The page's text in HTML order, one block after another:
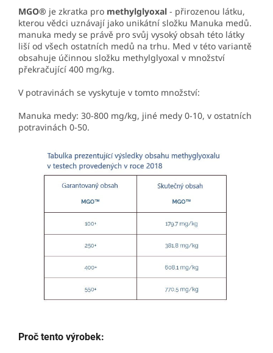
MGO® je zkratka pro methylglyoxal - přirozenou látku,
kterou vědci uznávají jako unikátní složku Manuka medů.
manuka medy se právě pro svůj vysoký obsah této látky
liší od všech ostatních medů na trhu. Med v této variantě
obsahuje účinnou složku methylglyoxal v množství
překračující 400 mg/kg.
V potravinách se vyskytuje v tomto množství:
Manuka medy: 30-800 mg/kg, jiné medy 0-10, v ostatních
potravinách 0-50.
Proč tento výrobek: